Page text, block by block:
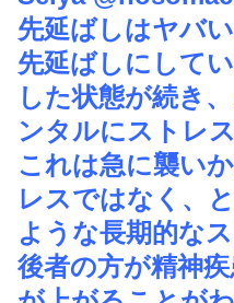
先延ばしはヤバ
先延ばしにして
した状態が続き
ンタルにストレ
これは急に襲い
レスではなく、
ような長期的なス
後者の方が精神